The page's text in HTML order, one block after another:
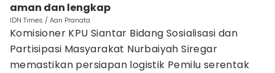
aman dan lengkap
IDN Times / Aan Pranata
Komisioner KPU Siantar Bidang Sosialisasi dan
Partisipasi Masyarakat Nurbaiyah Siregar
memastikan persiapan logistik Pemilu serentak